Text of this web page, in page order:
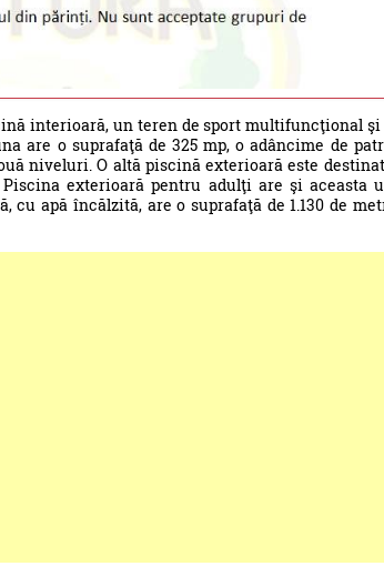
interioară, un teren de sport multifuncţional şi
are o suprafaţă de 325 mp, o adâncime de
niveluri. O altă piscină exterioară este
exterioară pentru adulţi are şi aceasta
cu apă încălzită, are o suprafaţă de 1.130 de